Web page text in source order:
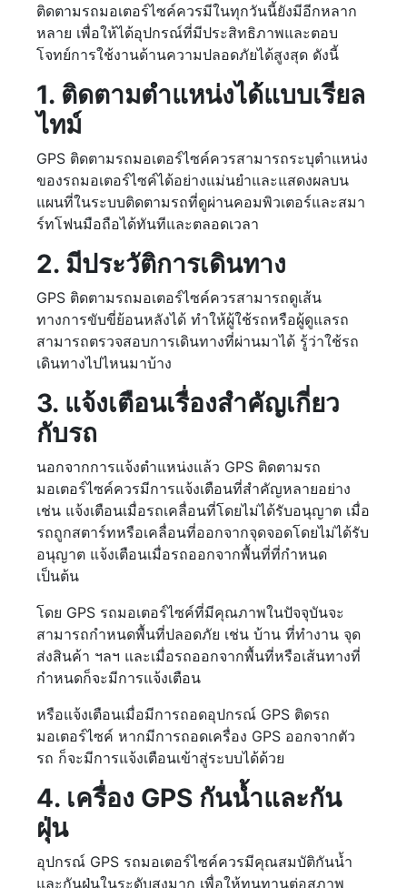
ติดตามรถมอเตอร์ไซค์ควรมีในทุกวันนี้ยังมีอีกหลาก
หลาย เพื่อให้ได้อุปกรณ์ที่มีประสิทธิภาพและตอบ
โจทย์การใช้งานด้านความปลอดภัยได้สูงสุด ดังนี้
1. ติดตามตำแหน่งได้แบบเรียล
ไทม์
GPS ติดตามรถมอเตอร์ไซค์ควรสามารถระบุตำแหน่ง
ของรถมอเตอร์ไซค์ได้อย่างแม่นยำและแสดงผลบน
แผนที่ในระบบติดตามรถที่ดูผ่านคอมพิวเตอร์และสมา
ร์ทโฟนมือถือได้ทันทีและตลอดเวลา
2. มีประวัติการเดินทาง
GPS ติดตามรถมอเตอร์ไซค์ควรสามารถดูเส้น
ทางการขับขี่ย้อนหลังได้ ทำให้ผู้ใช้รถหรือผู้ดูแลรถ
สามารถตรวจสอบการเดินทางที่ผ่านมาได้ รู้ว่าใช้รถ
เดินทางไปไหนมาบ้าง
3. แจ้งเตือนเรื่องสำคัญเกี่ยว
กับรถ
นอกจากการแจ้งตำแหน่งแล้ว GPS ติดตามรถ
มอเตอร์ไซค์ควรมีการแจ้งเตือนที่สำคัญหลายอย่าง
เช่น แจ้งเตือนเมื่อรถเคลื่อนที่โดยไม่ได้รับอนุญาต เมื่อ
รถถูกสตาร์ทหรือเคลื่อนที่ออกจากจุดจอดโดยไม่ได้รับ
อนุญาต แจ้งเตือนเมื่อรถออกจากพื้นที่ที่กำหนด
เป็นต้น
โดย GPS รถมอเตอร์ไซค์ที่มีคุณภาพในปัจจุบันจะ
สามารถกำหนดพื้นที่ปลอดภัย เช่น บ้าน ที่ทำงาน จุด
ส่งสินค้า ฯลฯ และเมื่อรถออกจากพื้นที่หรือเส้นทางที่
กำหนดก็จะมีการแจ้งเตือน
หรือแจ้งเตือนเมื่อมีการถอดอุปกรณ์ GPS ติดรถ
มอเตอร์ไซค์ หากมีการถอดเครื่อง GPS ออกจากตัว
รถ ก็จะมีการแจ้งเตือนเข้าสู่ระบบได้ด้วย
4. เครื่อง GPS กันน้ำและกัน
ฝุ่น
อุปกรณ์ GPS รถมอเตอร์ไซค์ควรมีคุณสมบัติกันน้ำ
และกันฝุ่นในระดับสูงมาก เพื่อให้ทนทานต่อสภาพ